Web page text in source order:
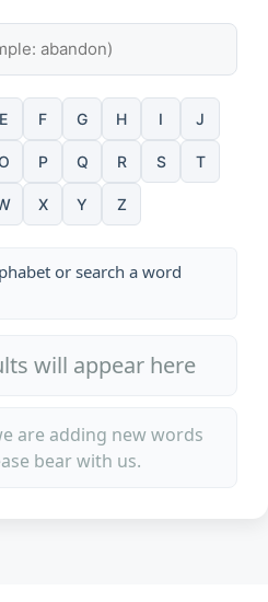
E F G H I J
P Q R S T
X Y Z
or search a word
will appear here
are adding new words
bear with us.